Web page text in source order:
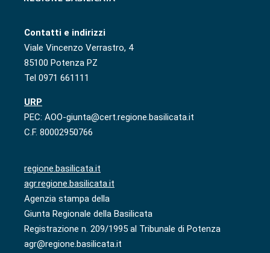
Contatti e indirizzi
Viale Vincenzo Verrastro, 4
85100 Potenza PZ
Tel 0971 661111
URP
PEC: AOO-giunta@cert.regione.basilicata.it
C.F. 80002950766
regione.basilicata.it
agr.regione.basilicata.it
Agenzia stampa della
Giunta Regionale della Basilicata
Registrazione n. 209/1995 al Tribunale di Potenza
agr@regione.basilicata.it